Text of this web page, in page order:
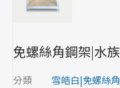
免螺絲角鋼架|水
分類 雪皓白|免螺絲